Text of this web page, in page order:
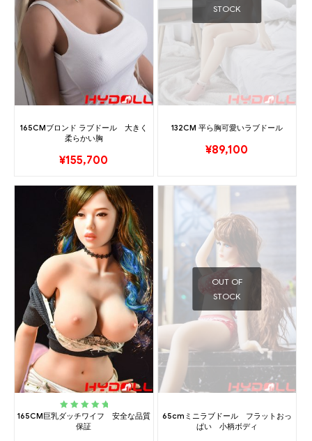
165CMブロンド ラブドール 大きく
柔らかい胸
¥155,700
STOCK
132CM 平ら胸可愛いラブドール
¥89,100
Rated5.00out
of 5
165CM巨乳ダッチワイフ 安全な品質
保証
OUT OF
STOCK
65cmミニラブドール フラットおっ
ぱい 小柄ボディ